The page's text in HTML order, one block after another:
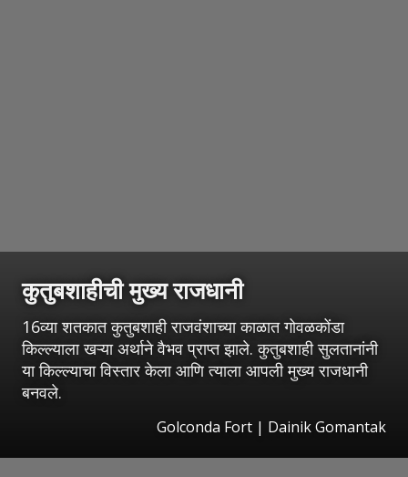
कुतुबशाहीची मुख्य राजधानी
16व्या शतकात कुतुबशाही राजवंशाच्या काळात गोवळकोंडा
किल्ल्याला खऱ्या अर्थाने वैभव प्राप्त झाले. कुतुबशाही सुलतानांनी
या किल्ल्याचा विस्तार केला आणि त्याला आपली मुख्य राजधानी
बनवले.
Golconda Fort | Dainik Gomantak